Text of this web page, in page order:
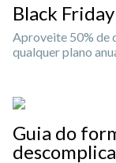
Black
Aproveite 50% de
qualquer plano
Guia do